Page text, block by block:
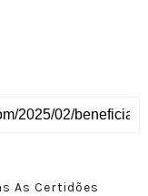
As Certidões